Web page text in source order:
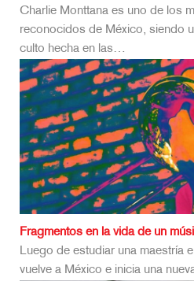
Charlie Monttana es uno de los
reconocidos de México, siendo
culto hecha en las…
Fragmentos en la vida de un
Luego de estudiar una maestría
vuelve a México e inicia una